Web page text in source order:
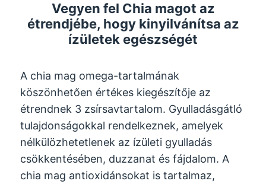
Vegyen fel Chia magot az
étrendjébe, hogy kinyilvánítsa az
ízületek egészségét
A chia mag omega-tartalmának
köszönhetően értékes kiegészítője az
étrendnek 3 zsírsavtartalom. Gyulladásgátló
tulajdonságokkal rendelkeznek, amelyek
nélkülözhetetlenek az ízületi gyulladás
csökkentésében, duzzanat és fájdalom. A
chia mag antioxidánsokat is tartalmaz,